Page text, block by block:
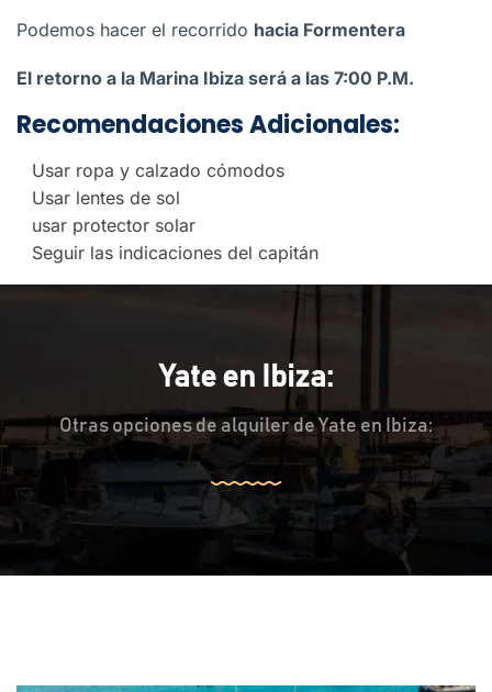
Podemos hacer el recorrido hacia Formentera
El retorno a la Marina Ibiza será a las 7:00 P.M.
Recomendaciones Adicionales:
Usar ropa y calzado cómodos
Usar lentes de sol
usar protector solar
Seguir las indicaciones del capitán
Yate en Ibiza:
Otras opciones de alquiler de Yate en Ibiza: